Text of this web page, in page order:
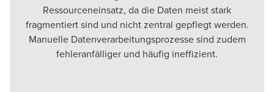
Ressourceneinsatz, da die Daten meist stark
fragmentiert sind und nicht zentral gepflegt werden.
Manuelle Datenverarbeitungsprozesse sind zudem
fehleranfälliger und häufig ineffizient.